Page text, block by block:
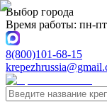
Выбор города
Время работы: пн-
8(800)101-68-15